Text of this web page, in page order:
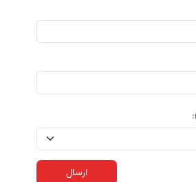
ارسال